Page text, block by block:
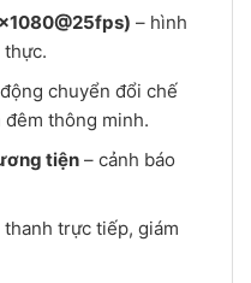
– hình
thực.
chuyển đổi chế
thông minh.
tiện– cảnh báo
trực tiếp, giám